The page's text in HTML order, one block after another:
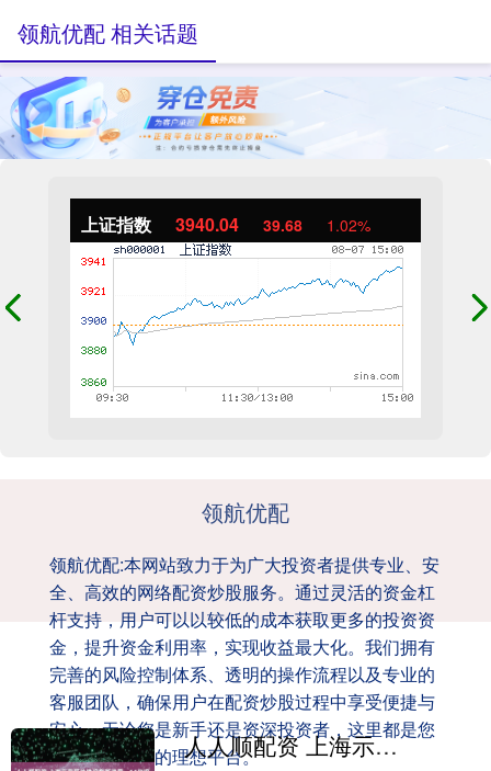
上证指数 3940.04 39.68 1.02%
领航优配
领航优配:本网站致力于为广大投资者提供专业、安
全、高效的网络配资炒股服务。通过灵活的资金杠
杆支持，用户可以以较低的成本获取更多的投资资
金，提升资金利用率，实现收益最大化。我们拥有
完善的风险控制体系、透明的操作流程以及专业的
客服团队，确保用户在配资炒股过程中享受便捷与
安心。无论您是新手还是资深投资者，这里都是您
实现财富增值的理想平台。
领航优配 相关话题
人人顺配资 上海示范区线建设有新进展，14米级超大直径盾构机始发